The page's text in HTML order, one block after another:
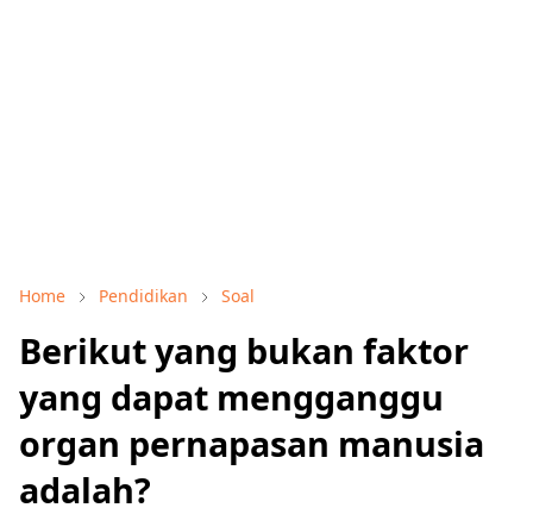
Home Pendidikan Soal
Berikut yang bukan faktor
yang dapat mengganggu
organ pernapasan manusia
adalah?